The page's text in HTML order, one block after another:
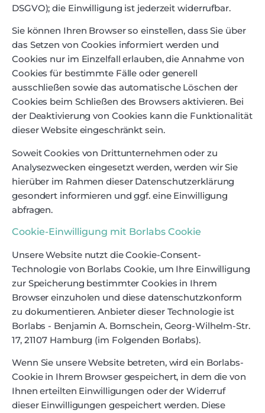
DSGVO); die Einwilligung ist jederzeit widerrufbar.
Sie können Ihren Browser so einstellen, dass Sie über
das Setzen von Cookies informiert werden und
Cookies nur im Einzelfall erlauben, die Annahme von
Cookies für bestimmte Fälle oder generell
ausschließen sowie das automatische Löschen der
Cookies beim Schließen des Browsers aktivieren. Bei
der Deaktivierung von Cookies kann die Funktionalität
dieser Website eingeschränkt sein.
Soweit Cookies von Drittunternehmen oder zu
Analysezwecken eingesetzt werden, werden wir Sie
hierüber im Rahmen dieser Datenschutzerklärung
gesondert informieren und ggf. eine Einwilligung
abfragen.
Cookie-Einwilligung mit Borlabs Cookie
Unsere Website nutzt die Cookie-Consent-
Technologie von Borlabs Cookie, um Ihre Einwilligung
zur Speicherung bestimmter Cookies in Ihrem
Browser einzuholen und diese datenschutzkonform
zu dokumentieren. Anbieter dieser Technologie ist
Borlabs - Benjamin A. Bornschein, Georg-Wilhelm-Str.
17, 21107 Hamburg (im Folgenden Borlabs).
Wenn Sie unsere Website betreten, wird ein Borlabs-
Cookie in Ihrem Browser gespeichert, in dem die von
Ihnen erteilten Einwilligungen oder der Widerruf
dieser Einwilligungen gespeichert werden. Diese